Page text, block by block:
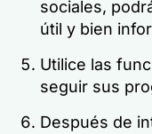
sociales,
útil y bien
Utilice las
seguir sus
Después de